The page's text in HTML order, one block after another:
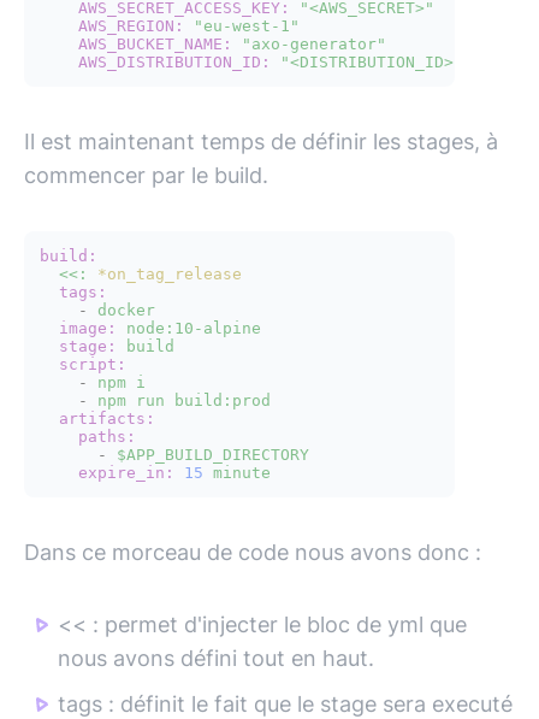
AWS_SECRET_ACCESS_KEY:
"<AWS_SECRET>"
AWS_REGION:
"eu-west-1"
AWS_BUCKET_NAME:
"axo-generator"
AWS_DISTRIBUTION_ID:
"<DISTRIBUTION_ID>"
Il est maintenant temps de définir les stages, à
commencer par le build.
build:
<<:
*on_tag_release
tags:
-
docker
image:
node:10-alpine
stage:
build
script:
-
npm i
-
npm run
build:prod
artifacts:
paths:
-
$APP_BUILD_DIRECTORY
expire_in:
15 minute
Dans ce morceau de code nous avons donc :
<< : permet d'injecter le bloc de yml que
nous avons défini tout en haut.
tags : définit le fait que le stage sera executé